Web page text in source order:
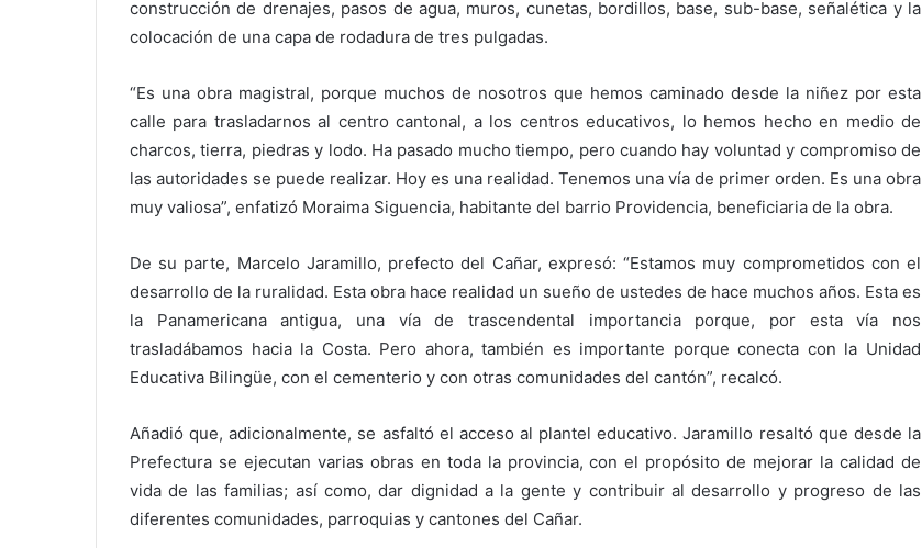
construcción de drenajes, pasos de agua, muros, cunetas, bordillos, base, sub-base, señalética y la
colocación de una capa de rodadura de tres pulgadas.
“Es una obra magistral, porque muchos de nosotros que hemos caminado desde la niñez por esta
calle para trasladarnos al centro cantonal, a los centros educativos, lo hemos hecho en medio de
charcos, tierra, piedras y lodo. Ha pasado mucho tiempo, pero cuando hay voluntad y compromiso de
las autoridades se puede realizar. Hoy es una realidad. Tenemos una vía de primer orden. Es una obra
muy valiosa”, enfatizó Moraima Siguencia, habitante del barrio Providencia, beneficiaria de la obra.
De su parte, Marcelo Jaramillo, prefecto del Cañar, expresó: “Estamos muy comprometidos con el
desarrollo de la ruralidad. Esta obra hace realidad un sueño de ustedes de hace muchos años. Esta es
la Panamericana antigua, una vía de trascendental importancia porque, por esta vía nos
trasladábamos hacia la Costa. Pero ahora, también es importante porque conecta con la Unidad
Educativa Bilingüe, con el cementerio y con otras comunidades del cantón”, recalcó.
Añadió que, adicionalmente, se asfaltó el acceso al plantel educativo. Jaramillo resaltó que desde la
Prefectura se ejecutan varias obras en toda la provincia, con el propósito de mejorar la calidad de
vida de las familias; así como, dar dignidad a la gente y contribuir al desarrollo y progreso de las
diferentes comunidades, parroquias y cantones del Cañar.